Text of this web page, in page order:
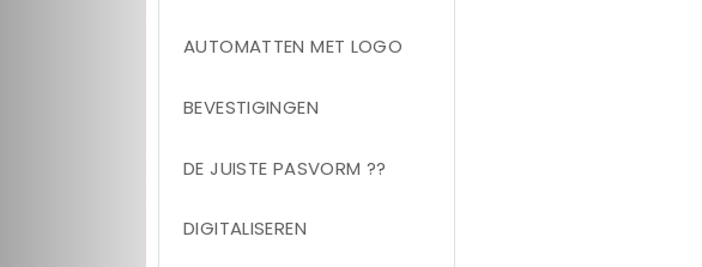
AUTOMATTEN MET LOGO
BEVESTIGINGEN
DE JUISTE PASVORM ??
DIGITALISEREN